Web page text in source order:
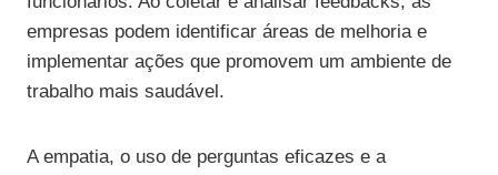
empresas podem identificar áreas de melhoria e
implementar ações que promovem um ambiente de
trabalho mais saudável.
A empatia, o uso de perguntas eficazes e a